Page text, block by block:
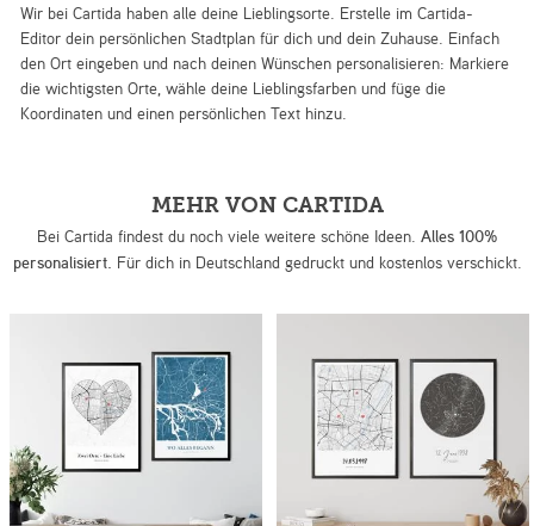
Wir bei Cartida haben alle deine Lieblingsorte. Erstelle im Cartida-
Editor dein persönlichen Stadtplan für dich und dein Zuhause. Einfach
den Ort eingeben und nach deinen Wünschen personalisieren: Markiere
die wichtigsten Orte, wähle deine Lieblingsfarben und füge die
Koordinaten und einen persönlichen Text hinzu.
MEHR VON CARTIDA
Bei Cartida findest du noch viele weitere schöne Ideen. Alles 100%
personalisiert. Für dich in Deutschland gedruckt und kostenlos verschickt.